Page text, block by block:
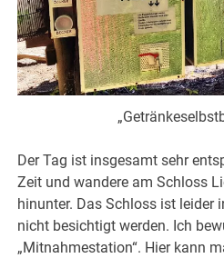
Der Tag ist insgesamt sehr
Zeit und wandere am Schloss
hinunter. Das Schloss ist leider
nicht besichtigt werden. Ich
„Mitnahmestation“. Hier kann